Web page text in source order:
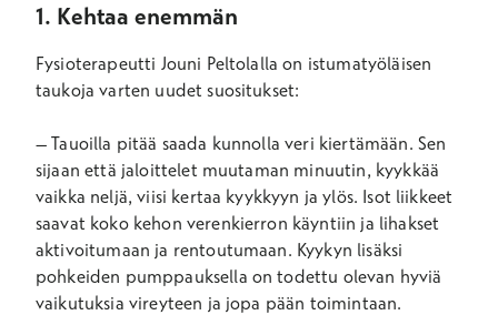
1. Kehtaa enemmän
Fysioterapeutti Jouni Peltolalla on istumatyöläisen
taukoja varten uudet suositukset:
– Tauoilla pitää saada kunnolla veri kiertämään. Sen
sijaan että jaloittelet muutaman minuutin, kyykkää
vaikka neljä, viisi kertaa kyykkyyn ja ylös. Isot liikkeet
saavat koko kehon verenkierron käyntiin ja lihakset
aktivoitumaan ja rentoutumaan. Kyykyn lisäksi
pohkeiden pumppauksella on todettu olevan hyviä
vaikutuksia vireyteen ja jopa pään toimintaan.